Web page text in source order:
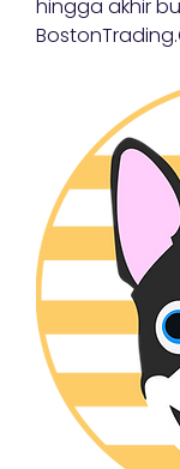
hingga akhir